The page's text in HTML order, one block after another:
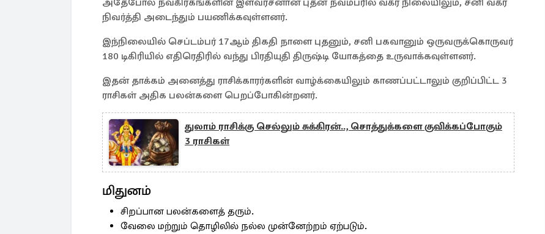
அதேபோல் நவகிரகங்களின் இளவரசனான புதன் நவம்பரில் வக்ர நிலையிலும், சனி வக்ர
நிவர்த்தி அடைந்தும் பயணிக்கவுள்ளனர்.
இந்நிலையில் செப்டம்பர் 17ஆம் திகதி நாளை புதனும், சனி பகவானும் ஒருவருக்கொருவர்
180 டிகிரியில் எதிரெதிரில் வந்து பிரதியுதி திருஷ்டி யோகத்தை உருவாக்கவுள்ளனர்.
இதன் தாக்கம் அனைத்து ராசிக்காரர்களின் வாழ்க்கையிலும் காணப்பட்டாலும் குறிப்பிட்ட 3
ராசிகள் அதிக பலன்களை பெறப்போகின்றனர்.
துலாம் ராசிக்கு செல்லும் சுக்கிரன்.., சொத்துக்களை குவிக்கப்போகும்
3 ராசிகள்
மிதுனம்
சிறப்பான பலன்களைத் தரும்.
வேலை மற்றும் தொழிலில் நல்ல முன்னேற்றம் ஏற்படும்.